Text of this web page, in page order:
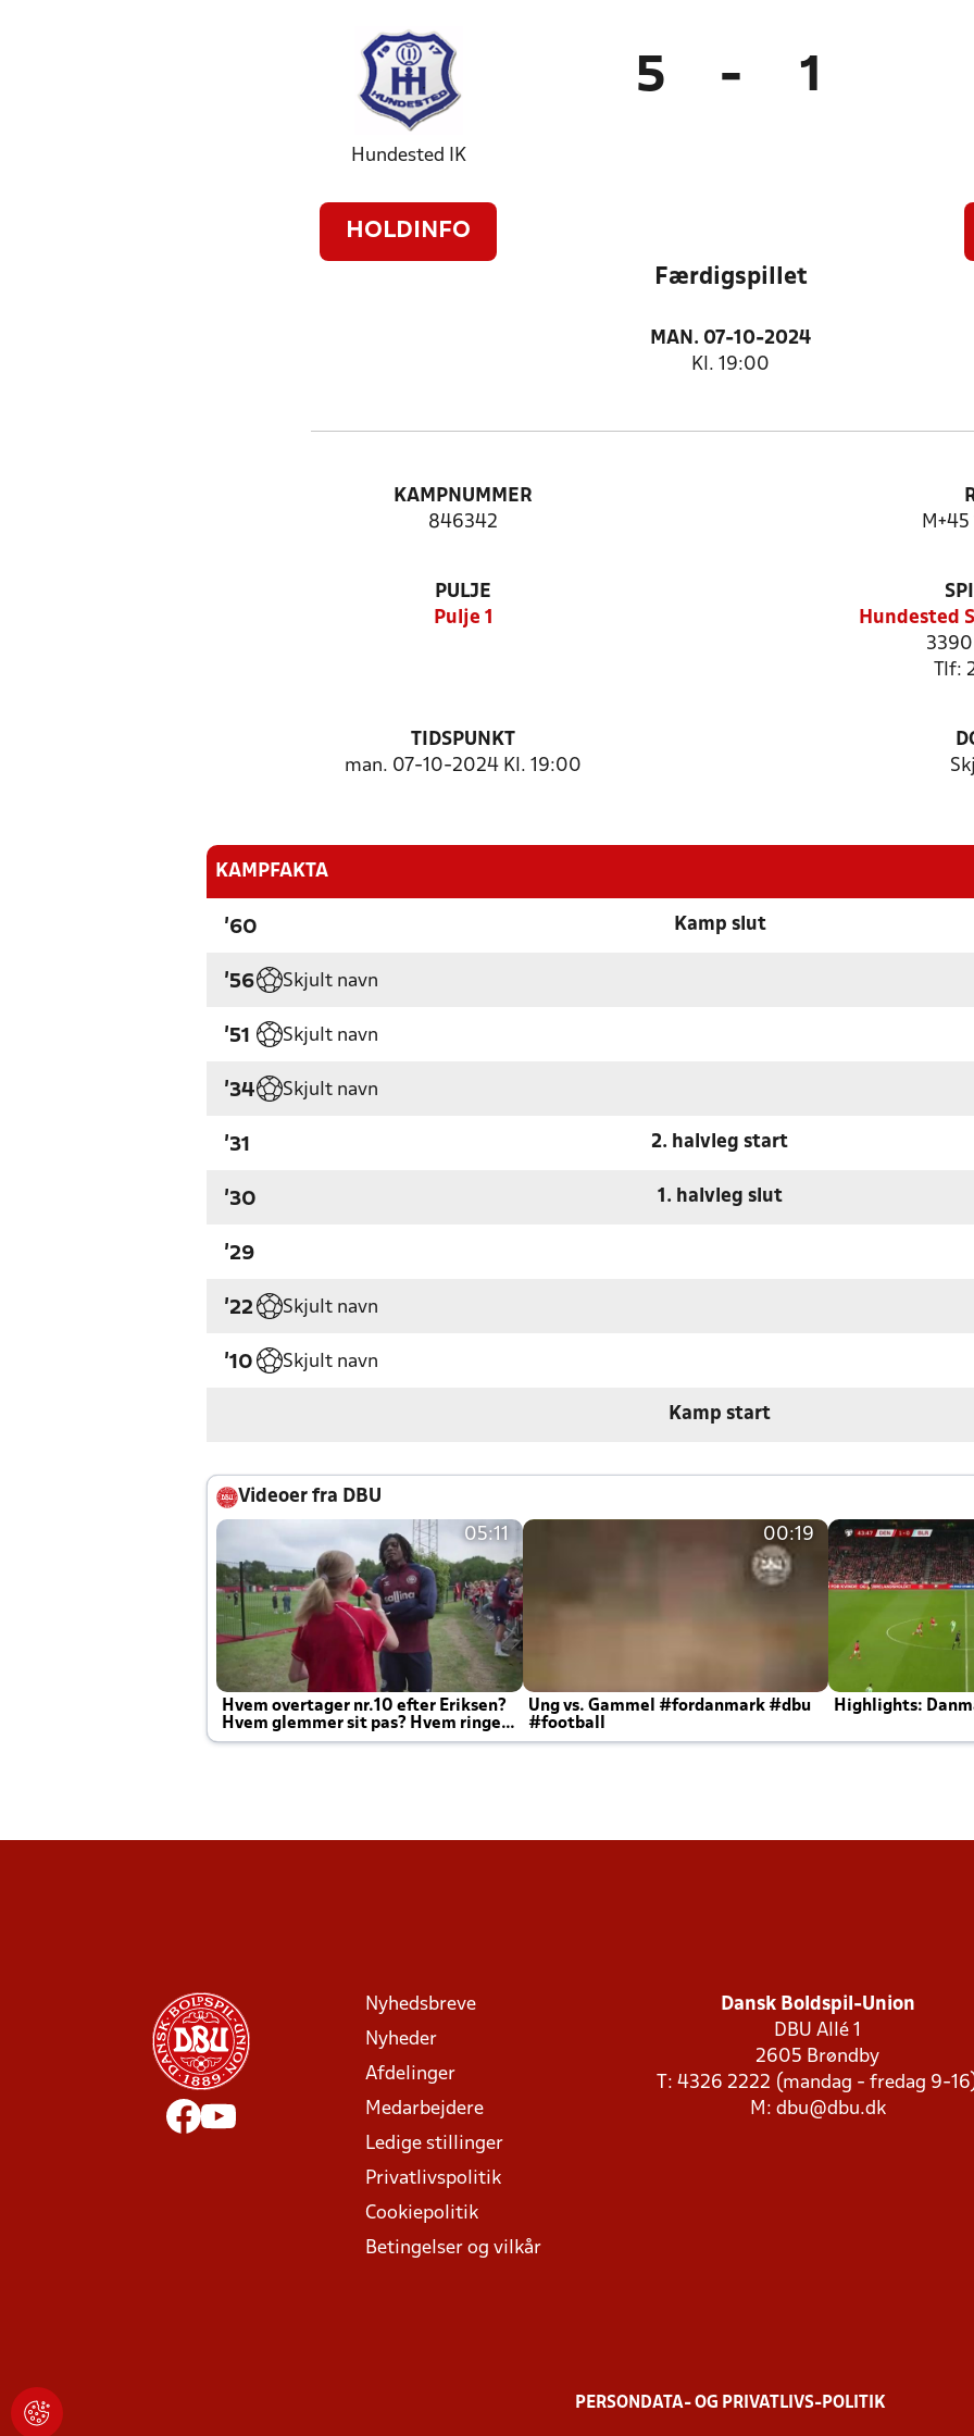
Hundested IK
HOLDINFO
5 - 1
Færdigspillet
MAN. 07-10-2024
Kl. 19:00
KAMPNUMMER
846342
M+45
PULJE
Pulje 1
Hundested
3390
Tlf:
TIDSPUNKT
man. 07-10-2024 Kl. 19:00
KAMPFAKTA
'60 Kamp slut
'56 Skjult navn
'51 Skjult navn
'34 Skjult navn
'31 2. halvleg start
'30 1. halvleg slut
'29
'22 Skjult navn
'10 Skjult navn
Kamp start
Videoer fra DBU
05:11
Hvem overtager nr.10 efter Eriksen?
Hvem glemmer sit pas? Hvem ringer
Joachim altid til efter kampe?
00:19
Ung vs. Gammel #fordanmark #dbu
#football
Highlights:
Nyhedsbreve
Nyheder
Afdelinger
Medarbejdere
Ledige stillinger
Privatlivspolitik
Cookiepolitik
Betingelser og vilkår
Dansk Boldspil-Union
DBU Allé 1
2605 Brøndby
T: 4326 2222 (mandag - fredag 9-
M: dbu@dbu.dk
PERSONDATA- OG PRIVATLIVS-POLITIK